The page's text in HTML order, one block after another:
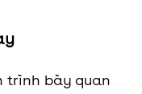
trình bày quan